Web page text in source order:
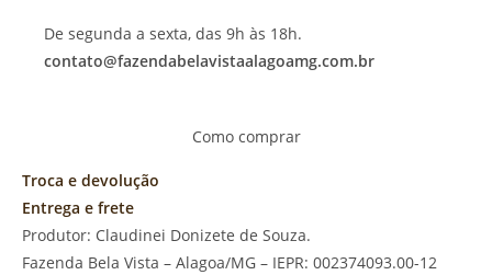
De segunda a sexta, das 9h às 18h.
contato@fazendabelavistaalagoamg.com.br
Como comprar
Troca e devolução
Entrega e frete
Produtor: Claudinei Donizete de Souza.
Fazenda Bela Vista – Alagoa/MG – IEPR: 002374093.00-12